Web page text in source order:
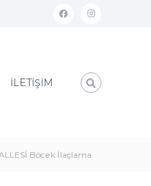
İLETİŞİM
Böcek İlaçlama